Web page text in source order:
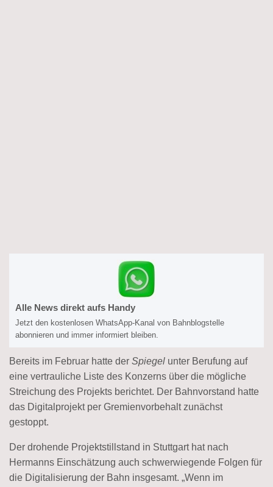
Alle News direkt aufs Handy
Jetzt den kostenlosen WhatsApp-Kanal von Bahnblogstelle
abonnieren und immer informiert bleiben.
Bereits im Februar hatte der Spiegel unter Berufung auf
eine vertrauliche Liste des Konzerns über die mögliche
Streichung des Projekts berichtet. Der Bahnvorstand hatte
das Digitalprojekt per Gremienvorbehalt zunächst
gestoppt.
Der drohende Projektstillstand in Stuttgart hat nach
Hermanns Einschätzung auch schwerwiegende Folgen für
die Digitalisierung der Bahn insgesamt. „Wenn im